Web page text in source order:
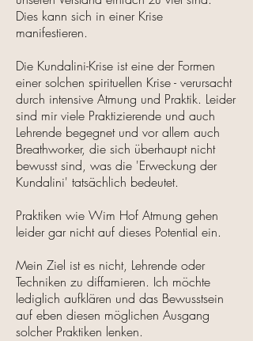
Dies kann sich in einer Krise
manifestieren.
Die Kundalini-Krise ist eine der Formen
einer solchen spirituellen Krise - verursacht
durch intensive Atmung und Praktik. Leider
sind mir viele Praktizierende und auch
Lehrende begegnet und vor allem auch
Breathworker, die sich überhaupt nicht
bewusst sind, was die 'Erweckung der
Kundalini' tatsächlich bedeutet.
Praktiken wie Wim Hof Atmung gehen
leider gar nicht auf dieses Potential ein.
Mein Ziel ist es nicht, Lehrende oder
Techniken zu diffamieren. Ich möchte
lediglich aufklären und das Bewusstsein
auf eben diesen möglichen Ausgang
solcher Praktiken lenken.